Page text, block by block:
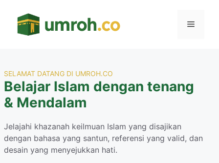
Menu
SELAMAT DATANG DI UMROH.CO
Belajar Islam dengan tenang
& Mendalam
Jelajahi khazanah keilmuan Islam yang disajikan
dengan bahasa yang santun, referensi yang valid, dan
desain yang menyejukkan hati.